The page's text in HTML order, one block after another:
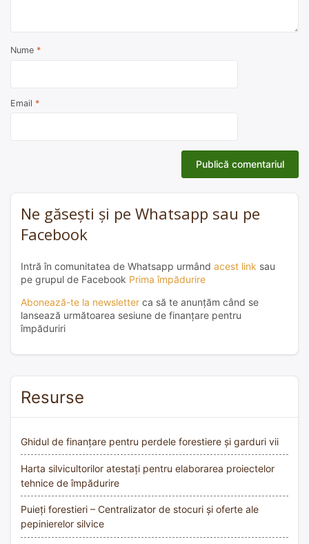
Nume *
Email *
Ne găsești și pe Whatsapp sau pe
Facebook
Intră în comunitatea de Whatsapp urmând acest link sau
pe grupul de Facebook Prima împădurire
Abonează-te la newsletter ca să te anunțăm când se
lansează următoarea sesiune de finanțare pentru
împăduriri
Resurse
Ghidul de finanțare pentru perdele forestiere și garduri vii
Harta silvicultorilor atestați pentru elaborarea proiectelor
tehnice de împădurire
Puieți forestieri – Centralizator de stocuri și oferte ale
pepinierelor silvice